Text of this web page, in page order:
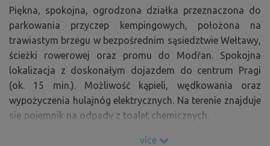
Piękna, spokojna, ogrodzona działka przeznaczona do
parkowania przyczep kempingowych, położona na
trawiastym brzegu w bezpośrednim sąsiedztwie Wełtawy,
ścieżki rowerowej oraz promu do Modřan. Spokojna
lokalizacja z doskonałym dojazdem do centrum Pragi
(ok. 15 min.). Możliwość kąpieli, wędkowania oraz
wypożyczenia hulajnóg elektrycznych. Na terenie znajduje
się pojemnik na odpady z toalet chemicznych.
více